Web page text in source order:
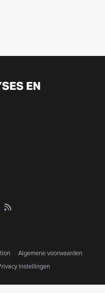
EN
Algemene voorwaarden
instellingen